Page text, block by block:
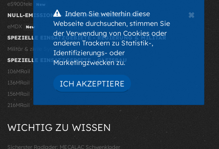
eS900tele New
NULL-EMISSIONS - NULL-EMISSIONS DUMPER
eMDX
New
SPEZIELLE EINSATZGEBIETE - REGIERUNG & MILITÄR
Militär & zivile Systeme
SPEZIELLE EINSATZGEBIETE - GLEISBAU
106MRail
136MRail
156MRail
216MRail
WICHTIG ZU WISSEN
Sicherster Radlader: MECALAC Schwenklader
×
Indem Sie weiterhin diese
Webseite durchsuchen, stimmen Sie
der Verwendung von Cookies oder
anderen Trackern zu Statistik-,
Identifizierungs- oder
Marketingzwecken zu.
ICH AKZEPTIERE